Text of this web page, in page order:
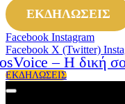
ΕΚΔΗΛΩΣΕΙΣ
Facebook Instagram
Facebook X (Twitter)
ΕΚΔΗΛΩΣΕΙΣ